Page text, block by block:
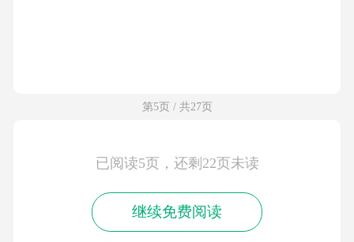
第5页 / 共27页
已阅读5页，还剩22页未读
继续免费阅读